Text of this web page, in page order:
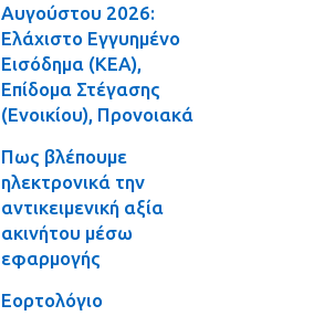
Αυγούστου 2026:
Ελάχιστο Εγγυημένο
Εισόδημα (ΚΕΑ),
Επίδομα Στέγασης
(Ενοικίου), Προνοιακά
Πως βλέπουμε
ηλεκτρονικά την
αντικειμενική αξία
ακινήτου μέσω
εφαρμογής
Εορτολόγιο